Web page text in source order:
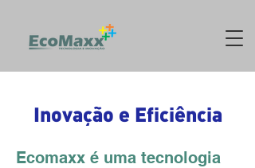
Inovação e Eficiência
Ecomaxx é uma tecnologia